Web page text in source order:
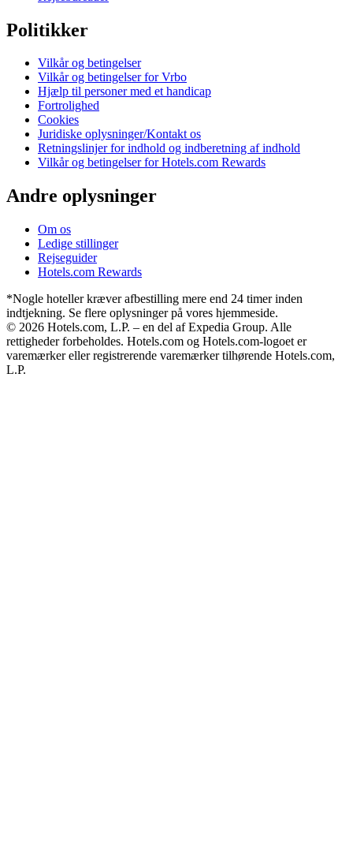
Politikker
Vilkår og betingelser
Vilkår og betingelser for Vrbo
Hjælp til personer med et handicap
Fortrolighed
Cookies
Juridiske oplysninger/Kontakt os
Retningslinjer for indhold og indberetning af indhold
Vilkår og betingelser for Hotels.com Rewards
Andre oplysninger
Om os
Ledige stillinger
Rejseguider
Hotels.com Rewards
*Nogle hoteller kræver afbestilling mere end 24 timer inden
indtjekning. Se flere oplysninger på vores hjemmeside.
© 2026 Hotels.com, L.P. – en del af Expedia Group. Alle
rettigheder forbeholdes. Hotels.com og Hotels.com-logoet er
varemærker eller registrerende varemærker tilhørende Hotels.com,
L.P.